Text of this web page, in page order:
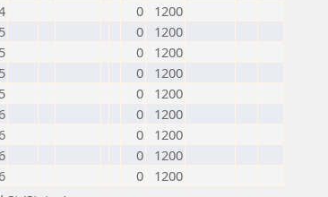
0
1200
0
1200
0
1200
0
1200
0
1200
0
1200
0
1200
0
1200
0
1200